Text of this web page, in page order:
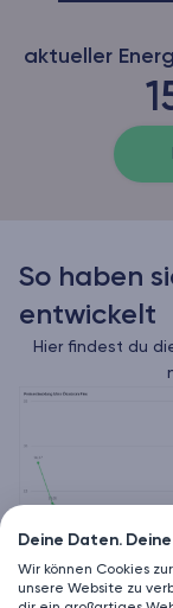
aktueller
So haben
entwickelt
Hier findest du
Deine Daten.
Wir können Cookies
unsere Website zu